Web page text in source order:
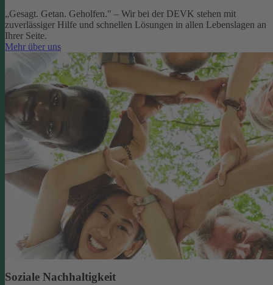
„Gesagt. Getan. Geholfen." – Wir bei der DEVK stehen mit
zuverlässiger Hilfe und schnellen Lösungen in allen Lebenslagen an
Ihrer Seite.
Mehr über uns
Soziale Nachhaltigkeit